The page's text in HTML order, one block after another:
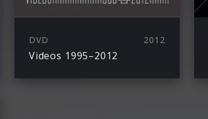
DVD 2012
Videos 1995–2012